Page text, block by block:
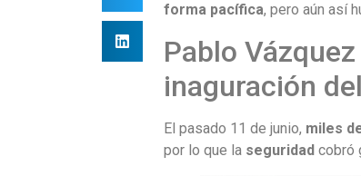
forma pacífica, pero aún así
Pablo
inaguración
El pasado 11 de junio, miles
por lo que la seguridad cobró